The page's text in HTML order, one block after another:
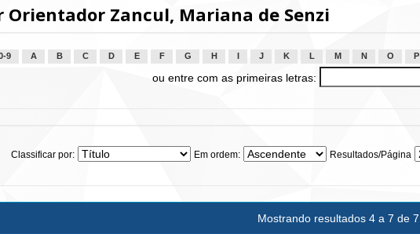
Orientador Zancul, Mariana de Senzi
9 A B C D E F G H J K L M N O P
ou entre com as primeiras letras:
Classificar por: Em ordem: Resultados/Página
Mostrando resultados 4 a 7 de 7